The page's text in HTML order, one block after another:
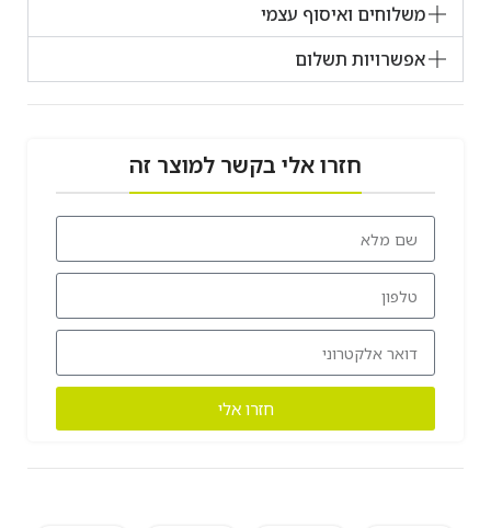
משלוחים ואיסוף עצמי
אפשרויות תשלום
חזרו אלי בקשר למוצר זה
חזרו אלי